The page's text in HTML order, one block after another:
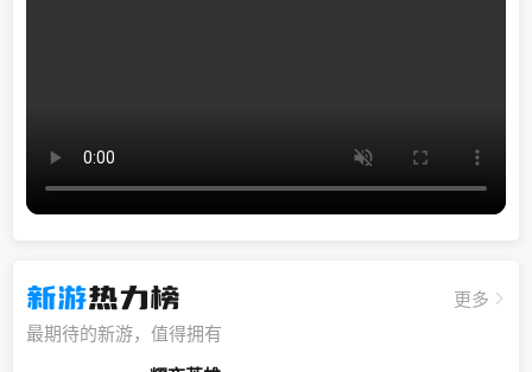
新游热力榜
更多
最期待的新游，值得拥有